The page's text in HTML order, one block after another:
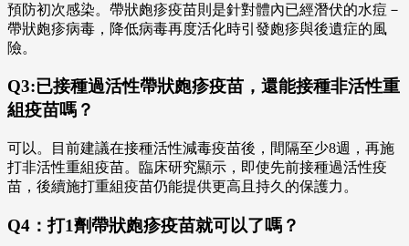
預防初次感染。帶狀皰疹疫苗則是針對體內已經潛伏的水痘－
帶狀皰疹病毒，降低病毒再度活化時引發皰疹與後遺症的風
險。
Q3:已接種過活性帶狀皰疹疫苗，還能接種非活性重
組疫苗嗎？
可以。目前建議在接種活性減毒疫苗後，間隔至少8週，再施
打非活性重組疫苗。臨床研究顯示，即使先前接種過活性疫
苗，後續施打重組疫苗仍能提供更高且持久的保護力。
Q4：打1劑帶狀皰疹疫苗就可以了嗎？